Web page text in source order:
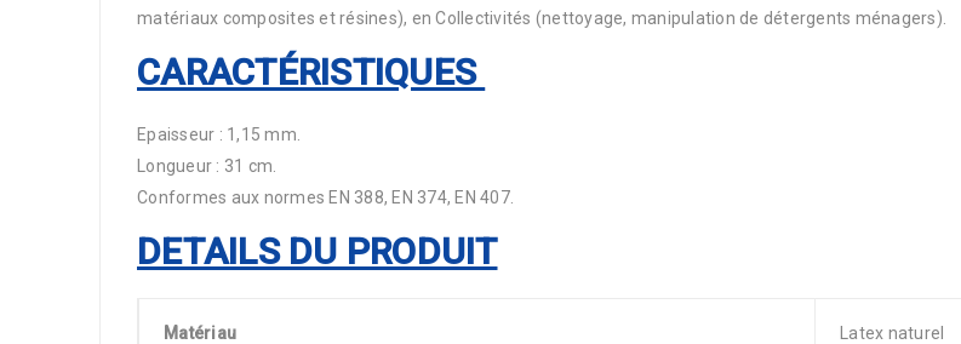
matériaux composites et résines), en Collectivités (nettoyage, manipulation de détergents ménagers).
CARACTÉRISTIQUES
Epaisseur : 1,15 mm.
Longueur : 31 cm.
Conformes aux normes EN 388, EN 374, EN 407.
DETAILS DU PRODUIT
Matériau Latex naturel